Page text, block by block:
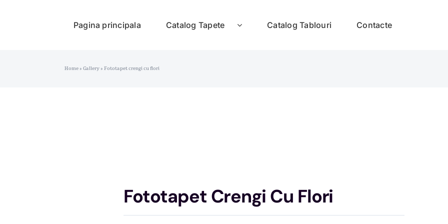
Pagina principala Catalog Tapete Catalog Tablouri Contacte
Home»Gallery»Fototapet crengi cu flori
Fototapet Crengi Cu Flori